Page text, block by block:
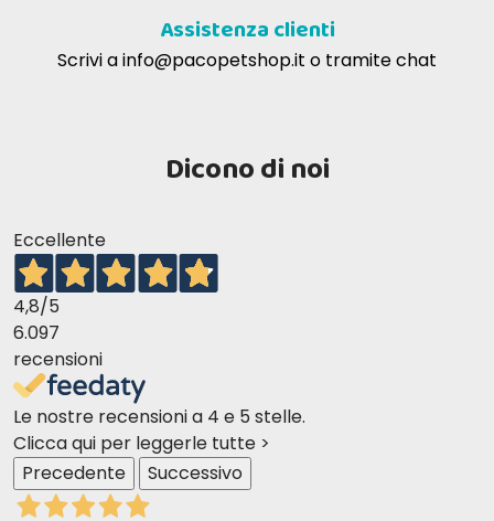
Assistenza clienti
Scrivi ainfo@pacopetshop.it o tramite chat
Dicono di noi
Eccellente
4,8/5
6.097
recensioni
Le nostre recensioni a 4 e 5 stelle.
Clicca qui per leggerle tutte >
Precedente
Successivo